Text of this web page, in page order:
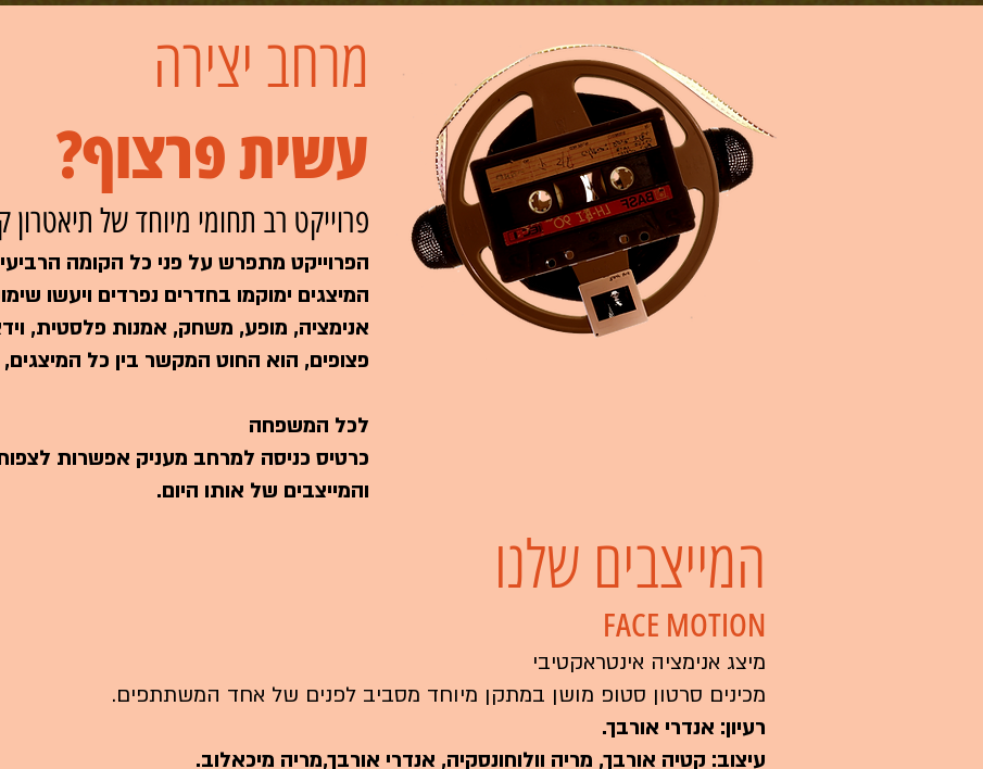
מרחב יצירה
עשית פרצוף?
פרוייקט רב תחומי מיוחד של תיאטרון
המיצגים ימוקמו בחדרים נפרדים ויעשו
אנימציה, מופע, משחק, אמנות פלסטית,
פצופים, הוא החוט המקשר בין כל המיצגים,
לכל המשפחה
כרטיס כניסה למרחב מעניק אפשרות
והמייצבים של אותו היום.
המייצבים שלנו
FACE MOTION
מיצג אנימציה אינטראקטיבי
מכינים סרטון סטופ מושן במתקן מיוחד מסביב לפנים של אחד המשתתפים.
רעיון: אנדרי אורבך.
עיצוב: קטיה אורבך, מריה וולוחונסקיה, אנדרי אורבך,מריה מיכאלוב.